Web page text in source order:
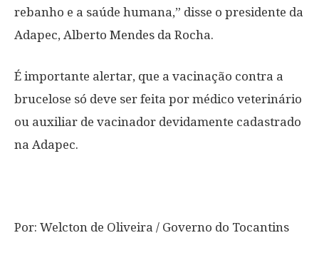
rebanho e a saúde humana,” disse o presidente da
Adapec, Alberto Mendes da Rocha.
É importante alertar, que a vacinação contra a
brucelose só deve ser feita por médico veterinário
ou auxiliar de vacinador devidamente cadastrado
na Adapec.
Por: Welcton de Oliveira / Governo do Tocantins